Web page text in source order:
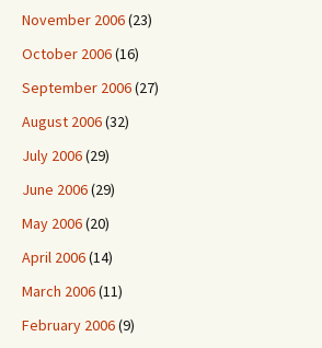
November 2006(23)
October 2006(16)
September 2006(27)
August 2006(32)
July 2006(29)
June 2006(29)
May 2006(20)
April 2006(14)
March 2006(11)
February 2006(9)